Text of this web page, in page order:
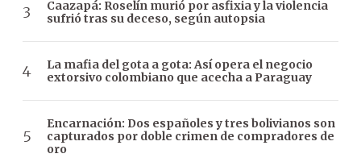
Caazapá: Roselín murió por asfixia y la violencia
sufrió tras su deceso, según autopsia
La mafia del gota a gota: Así opera el negocio
extorsivo colombiano que acecha a Paraguay
Encarnación: Dos españoles y tres bolivianos son
capturados por doble crimen de compradores de
oro